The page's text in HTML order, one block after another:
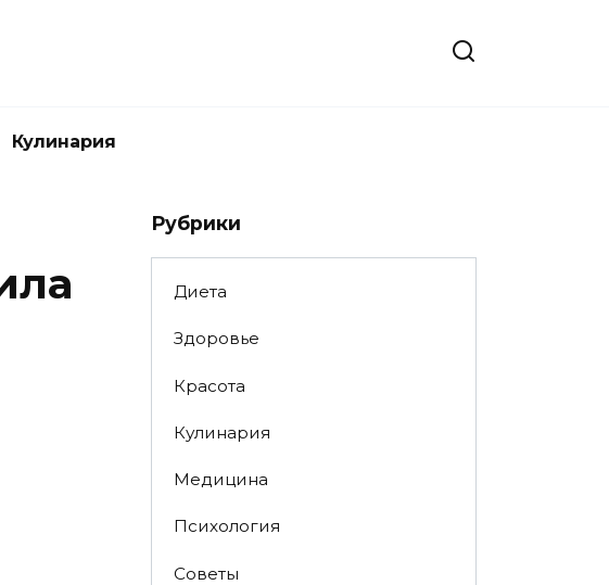
Кулинария
Рубрики
Диета
Здоровье
Красота
Кулинария
Медицина
Психология
Советы